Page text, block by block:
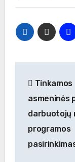
tarp
įrašų
Tinkamos
asmeninės
darbuotojų
programos